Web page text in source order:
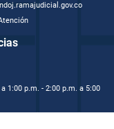
1:00 p.m. - 2:00 p.m. a 5:00